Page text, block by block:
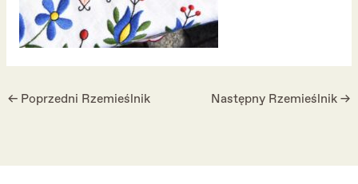
← Poprzedni Rzemieślnik Następny Rzemieślnik→